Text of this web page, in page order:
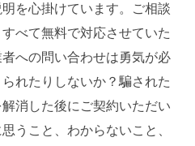
を心掛けています。ご相談
べて無料で対応させていた
への問い合わせは勇気が必
れたりしないか？騙された
消した後にご契約いただい
うこと、わからないこと、